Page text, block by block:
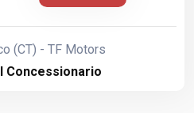
(CT) - TF Motors
Concessionario